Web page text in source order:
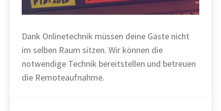
Dank Onlinetechnik müssen deine Gäste nicht
im selben Raum sitzen. Wir können die
notwendige Technik bereitstellen und betreuen
die Remoteaufnahme.